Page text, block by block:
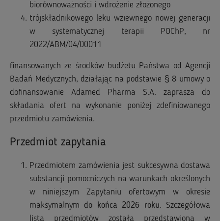
biorównoważności i wdrożenie złożonego
trójskładnikowego leku wziewnego nowej generacji
w systematycznej terapii POChP, nr
2022/ABM/04/00011
finansowanych ze środków budżetu Państwa od Agencji
Badań Medycznych, działając na podstawie § 8 umowy o
dofinansowanie Adamed Pharma S.A. zaprasza do
składania ofert na wykonanie poniżej zdefiniowanego
przedmiotu zamówienia.
Przedmiot zapytania
Przedmiotem zamówienia jest sukcesywna dostawa
substancji pomocniczych na warunkach określonych
w niniejszym Zapytaniu ofertowym w okresie
maksymalnym do końca 2026 roku. Szczegółowa
lista przedmiotów została przedstawiona w